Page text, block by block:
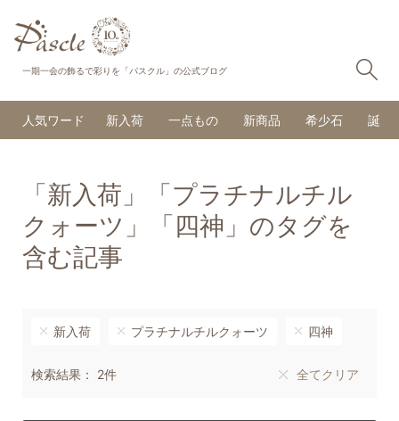
一期一会の飾るで彩りを「パスクル」の公式ブログ
人気ワード 新入荷 一点もの 新商品 希少石 誕生
「新入荷」「プラチナルチル
クォーツ」「四神」のタグを
含む記事
新入荷 プラチナルチルクォーツ 四神
検索結果： 2件 全てクリア